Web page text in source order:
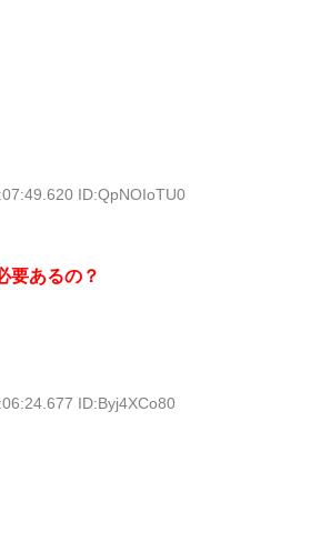
ID:QpNOIoTU0
要あるの？
ID:Byj4XCo80